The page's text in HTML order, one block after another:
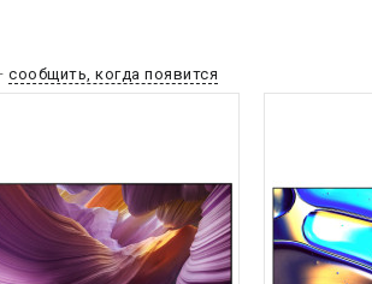
сообщить, когда появится
Dolby Atmos